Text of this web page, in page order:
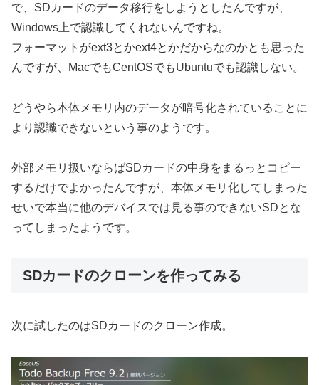
で、SDカードのデータ移行をしようとしたんですが、
Windows上で認識してくれないんですね。
フォーマットがext3とかext4とかだからなのかとも思った
んですが、MacでもCentOSでもUbuntuでも認識しない。
どうやら本体メモリ内のデータが暗号化されていることに
より認識できないという事のようです。
外部メモリ扱いならばSDカードの中身をまるっとコピー
するだけでよかったんですが、本体メモリ化してしまった
せいで本当に他のデバイスでは見る事のできないSDとな
ってしまったようです。
SDカードのクローンを作ってみる
次に試したのはSDカードのクローン作成。